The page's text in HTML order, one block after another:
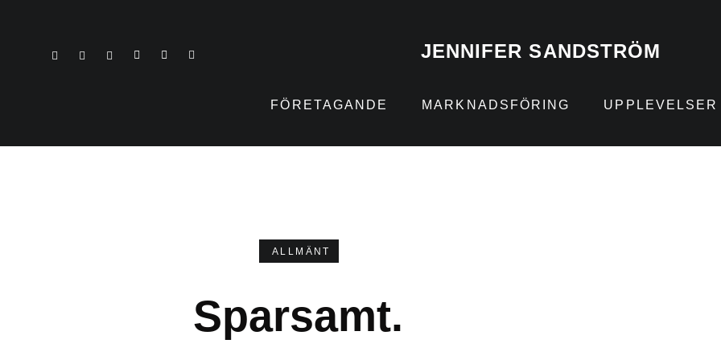
JENNIFER SANDSTRÖM
FÖRETAGANDE MARKNADSFÖRING UPPLEVELSER
ALLMÄNT
Sparsamt.